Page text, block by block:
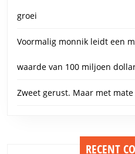
groei
Voormalig monnik leidt een
waarde van 100 miljoen
Zweet gerust. Maar met mate
RECENT